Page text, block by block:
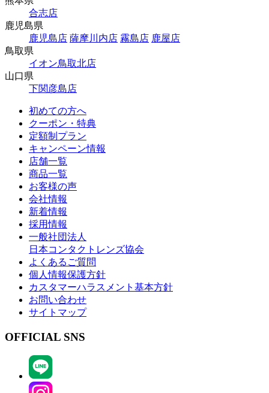
合志店
鹿児島県
鹿児島店 薩摩川内店 霧島店 鹿屋店
鳥取県
イオン鳥取北店
山口県
下関彦島店
初めての方へ
クーポン・特典
定額制プラン
キャンペーン情報
店舗一覧
商品一覧
お客様の声
会社情報
新着情報
採用情報
一般社団法人
日本コンタクトレンズ協会
よくあるご質問
個人情報保護方針
カスタマーハラスメント基本方針
お問い合わせ
サイトマップ
OFFICIAL SNS